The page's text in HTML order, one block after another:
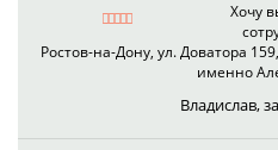
Хочу
Ростов-на-Дону, ул. Доватора
именно
Владислав,